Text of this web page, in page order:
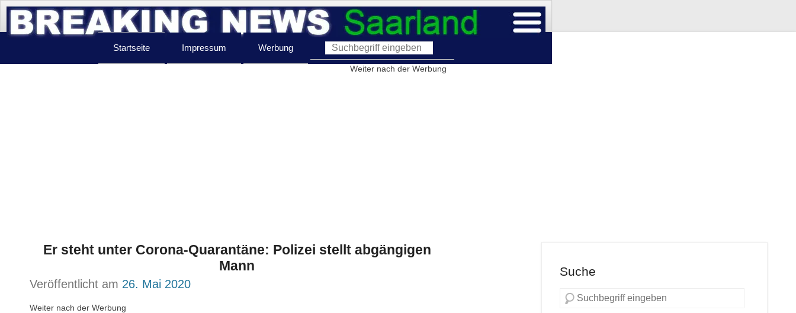
Startseite Impressum Werbung
Weiter nach der Werbung
Er steht unter Corona-Quarantäne: Polizei stellt abgängigen
Mann
Veröffentlicht am 26. Mai 2020
Weiter nach der Werbung
Suche